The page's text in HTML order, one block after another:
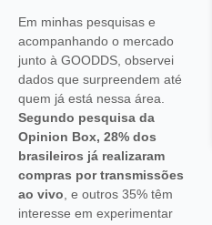
Em minhas pesquisas e
acompanhando o mercado
junto à GOODDS, observei
dados que surpreendem até
quem já está nessa área.
Segundo pesquisa da
Opinion Box, 28% dos
brasileiros já realizaram
compras por transmissões
ao vivo , e outros 35% têm
interesse em experimentar
vendas por voz?
preparar seu e-
commerce para
vendas por voz e
aumentar conversões
com assistentes
virtuais e IA integrada.
LEIA
MAIS